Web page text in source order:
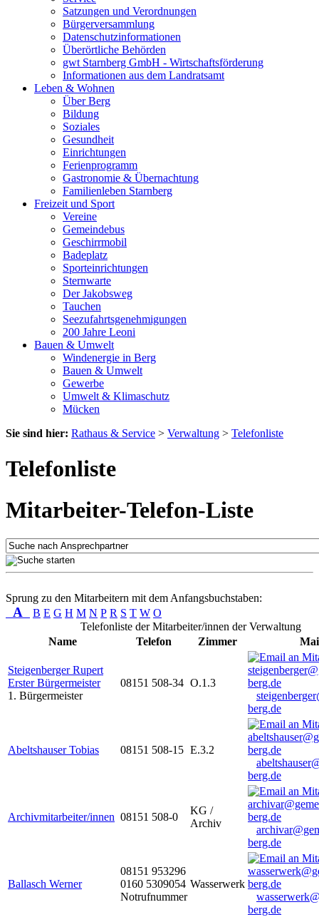
Satzungen und Verordnungen
Bürgerversammlung
Datenschutzinformationen
Überörtliche Behörden
gwt Starnberg GmbH - Wirtschaftsförderung
Informationen aus dem Landratsamt
Leben & Wohnen
Über Berg
Bildung
Soziales
Gesundheit
Einrichtungen
Ferienprogramm
Gastronomie & Übernachtung
Familienleben Starnberg
Freizeit und Sport
Vereine
Gemeindebus
Geschirrmobil
Badeplatz
Sporteinrichtungen
Sternwarte
Der Jakobsweg
Tauchen
Seezufahrtsgenehmigungen
200 Jahre Leoni
Bauen & Umwelt
Windenergie in Berg
Bauen & Umwelt
Gewerbe
Umwelt & Klimaschutz
Mücken
Sie sind hier: Rathaus & Service > Verwaltung > Telefonliste
Telefonliste
Mitarbeiter-Telefon-Liste
Sprung zu den Mitarbeitern mit dem Anfangsbuchstaben:
A B E G H M N P R S T W O
Telefonliste der Mitarbeiter/innen der Verwaltung
Name
Telefon Zimmer
Steigenberger Rupert
Erster Bürgermeister
1. Bürgermeister
08151 508-34 O.1.3
berg.de
Abeltshauser Tobias 08151 508-15 E.3.2
berg.de
Archivmitarbeiter/innen 08151 508-0
KG /
Archiv
berg.de
Ballasch Werner
08151 953296
0160 5309054
Notrufnummer
Wasserwerk
berg.de